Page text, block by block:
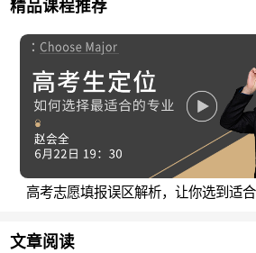
精品课程推荐
高考志愿填报误区解析，让你选到适
文章阅读